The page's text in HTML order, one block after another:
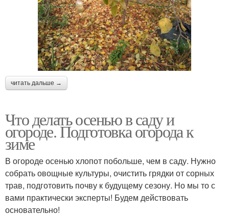
читать дальше →
Что делать осенью в саду и
огороде. Подготовка огорода к
зиме
В огороде осенью хлопот побольше, чем в саду. Нужно
собрать овощные культуры, очистить грядки от сорных
трав, подготовить почву к будущему сезону. Но мы то с
вами практически эксперты! Будем действовать
основательно!